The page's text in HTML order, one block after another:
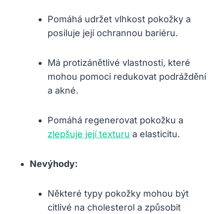
Pomáhá udržet vlhkost pokožky a
posiluje její ochrannou bariéru.
Má protizánětlivé vlastnosti, které
mohou pomoci redukovat podráždění
a akné.
Pomáhá regenerovat pokožku a
zlepšuje její texturu a elasticitu.
Nevýhody:
Některé typy pokožky mohou být
citlivé na cholesterol a způsobit